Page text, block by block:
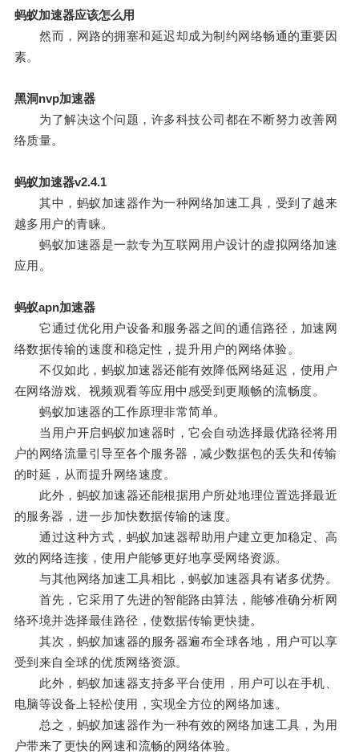
蚂蚁加速器应该怎么用
然而，网路的拥塞和延迟却成为制约网络畅通的重要因
素。
黑洞nvp加速器
为了解决这个问题，许多科技公司都在不断努力改善网
络质量。
蚂蚁加速器v2.4.1
其中，蚂蚁加速器作为一种网络加速工具，受到了越来
越多用户的青睐。
蚂蚁加速器是一款专为互联网用户设计的虚拟网络加速
应用。
蚂蚁apn加速器
它通过优化用户设备和服务器之间的通信路径，加速网
络数据传输的速度和稳定性，提升用户的网络体验。
不仅如此，蚂蚁加速器还能有效降低网络延迟，使用户
在网络游戏、视频观看等应用中感受到更顺畅的流畅度。
蚂蚁加速器的工作原理非常简单。
当用户开启蚂蚁加速器时，它会自动选择最优路径将用
户的网络流量引导至各个服务器，减少数据包的丢失和传输
的时延，从而提升网络速度。
此外，蚂蚁加速器还能根据用户所处地理位置选择最近
的服务器，进一步加快数据传输的速度。
通过这种方式，蚂蚁加速器帮助用户建立更加稳定、高
效的网络连接，使用户能够更好地享受网络资源。
与其他网络加速工具相比，蚂蚁加速器具有诸多优势。
首先，它采用了先进的智能路由算法，能够准确分析网
络环境并选择最佳路径，使数据传输更快捷。
其次，蚂蚁加速器的服务器遍布全球各地，用户可以享
受到来自全球的优质网络资源。
此外，蚂蚁加速器支持多平台使用，用户可以在手机、
电脑等设备上轻松使用，实现全方位的网络加速。
总之，蚂蚁加速器作为一种有效的网络加速工具，为用
户带来了更快的网速和流畅的网络体验。